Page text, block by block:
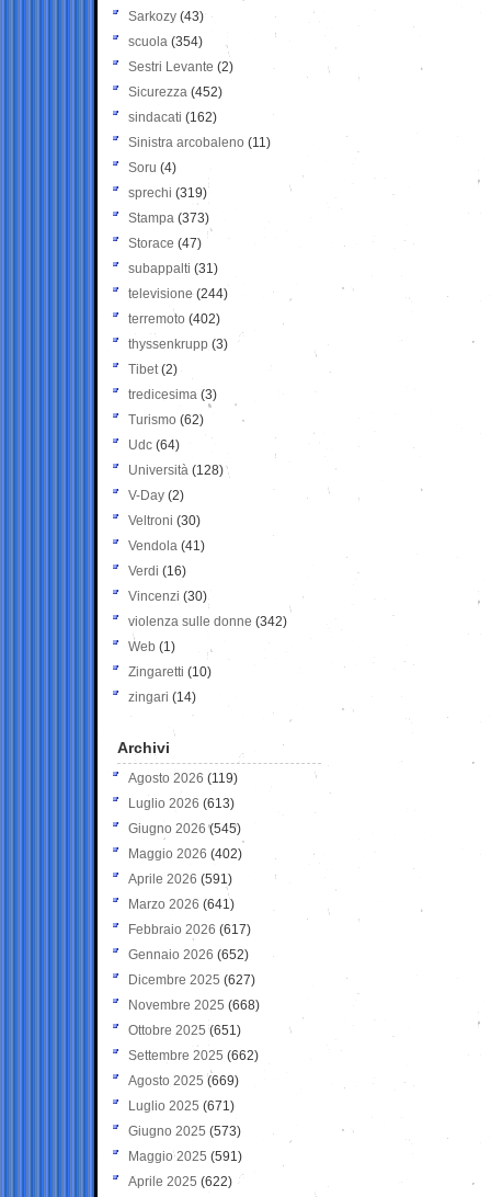
Sarkozy (43)
scuola (354)
Sestri Levante (2)
Sicurezza (452)
sindacati (162)
Sinistra arcobaleno (11)
Soru (4)
sprechi (319)
Stampa (373)
Storace (47)
subappalti (31)
televisione(244)
terremoto (402)
thyssenkrupp (3)
Tibet(2)
tredicesima (3)
Turismo (62)
Udc (64)
Università (128)
V-Day (2)
Veltroni (30)
Vendola (41)
Verdi (16)
Vincenzi (30)
violenza sulle donne (342)
Web (1)
Zingaretti (10)
zingari (14)
Archivi
Agosto 2026 (119)
Luglio 2026 (613)
Giugno 2026 (545)
Maggio 2026 (402)
Aprile 2026 (591)
Marzo 2026 (641)
Febbraio 2026 (617)
Gennaio 2026 (652)
Dicembre 2025 (627)
Novembre 2025 (668)
Ottobre 2025 (651)
Settembre 2025 (662)
Agosto 2025 (669)
Luglio 2025 (671)
Giugno 2025 (573)
Maggio 2025 (591)
Aprile 2025 (622)